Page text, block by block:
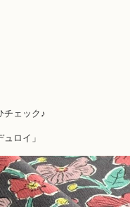
チェック♪
ロイ」